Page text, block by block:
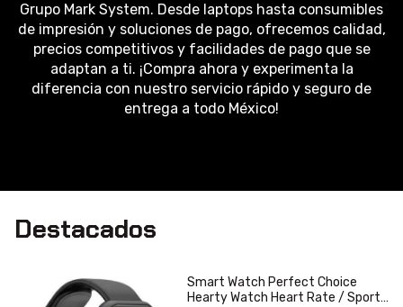
Grupo Mark System. Desde laptops hasta consumibles
de impresión y soluciones de pago, ofrecemos calidad,
precios competitivos y facilidades de pago que se
adaptan a ti. ¡Compra ahora y experimenta la
diferencia con nuestro servicio rápido y seguro de
entrega a todo México!
Destacados
Smart Watch Perfect Choice
Hearty Watch Heart Rate / Sports